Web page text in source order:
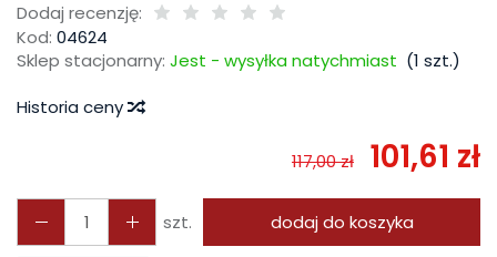
Dodaj recenzję:
Kod: 04624
Sklep stacjonarny: Jest - wysyłka natychmiast (1 szt.)
Historia ceny
117,00 zł 101,61 zł
szt. dodaj do koszyka